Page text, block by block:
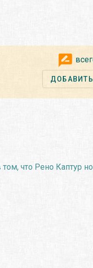
что Рено Каптур